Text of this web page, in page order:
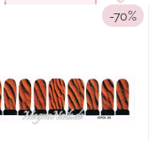
-70%